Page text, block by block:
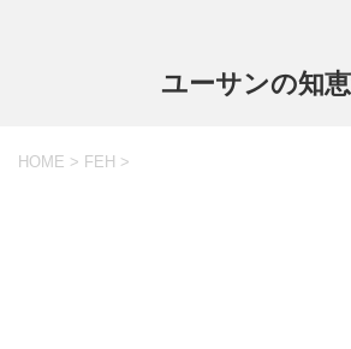
ユーサンの知
HOME > FEH >